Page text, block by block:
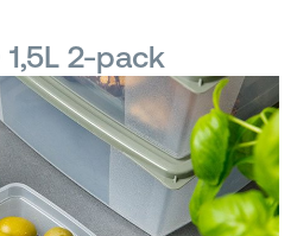
2-pack